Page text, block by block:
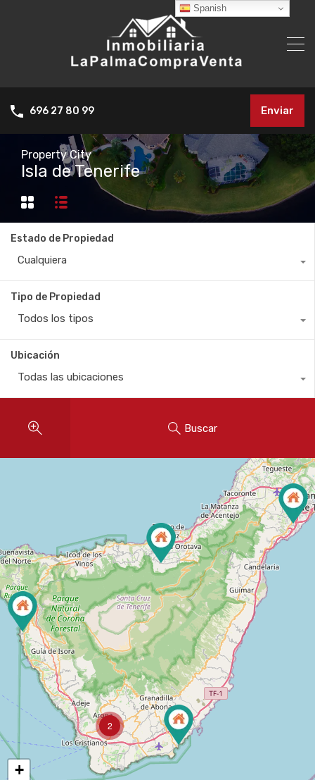
696 27 80 99 Enviar
Property City
Isla de Tenerife
Estado de Propiedad
Cualquiera
Tipo de Propiedad
Todos los tipos
Ubicación
Todas las ubicaciones
Buscar
2
+
Spanish